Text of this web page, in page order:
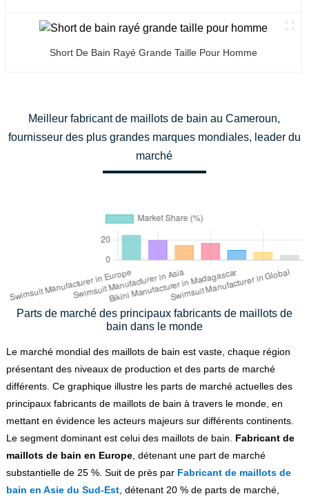
Short De Bain Rayé Grande Taille Pour Homme
Meilleur fabricant de maillots de bain au Cameroun,
fournisseur des plus grandes marques mondiales, leader du
marché
Parts de marché des principaux fabricants de maillots de
bain dans le monde
Le marché mondial des maillots de bain est vaste, chaque région
présentant des niveaux de production et des parts de marché
différents. Ce graphique illustre les parts de marché actuelles des
principaux fabricants de maillots de bain à travers le monde, en
mettant en évidence les acteurs majeurs sur différents continents.
Le segment dominant est celui des maillots de bain. Fabricant de
maillots de bain en Europe, détenant une part de marché
substantielle de 25 %. Suit de près par Fabricant de maillots de
bain en Asie du Sud-Est, détenant 20 % de parts de marché,